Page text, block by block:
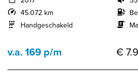
45.072 km
Handgeschakeld
v.a. 169 p/m €